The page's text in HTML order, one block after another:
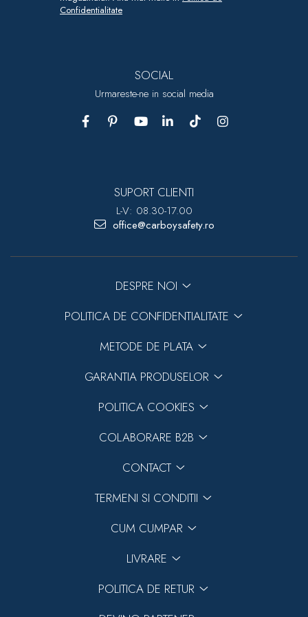
Confidentialitate
SOCIAL
Urmareste-ne in social media
SUPORT CLIENTI
L-V: 08.30-17.00
office@carboysafety.ro
DESPRE NOI
POLITICA DE CONFIDENTIALITATE
METODE DE PLATA
GARANTIA PRODUSELOR
POLITICA COOKIES
COLABORARE B2B
CONTACT
TERMENI SI CONDITII
CUM CUMPAR
LIVRARE
POLITICA DE RETUR